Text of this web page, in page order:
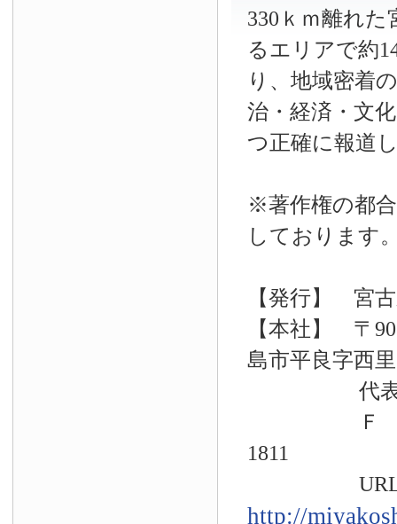
330ｋｍ離れ
るエリアで約
り、地域密着
治・経済・文
つ正確に報道
※著作権の都
しております
【発行】 宮
【本社】 〒
島市平良字西
代表電話
Ｆ Ａ
1811
URL
http://